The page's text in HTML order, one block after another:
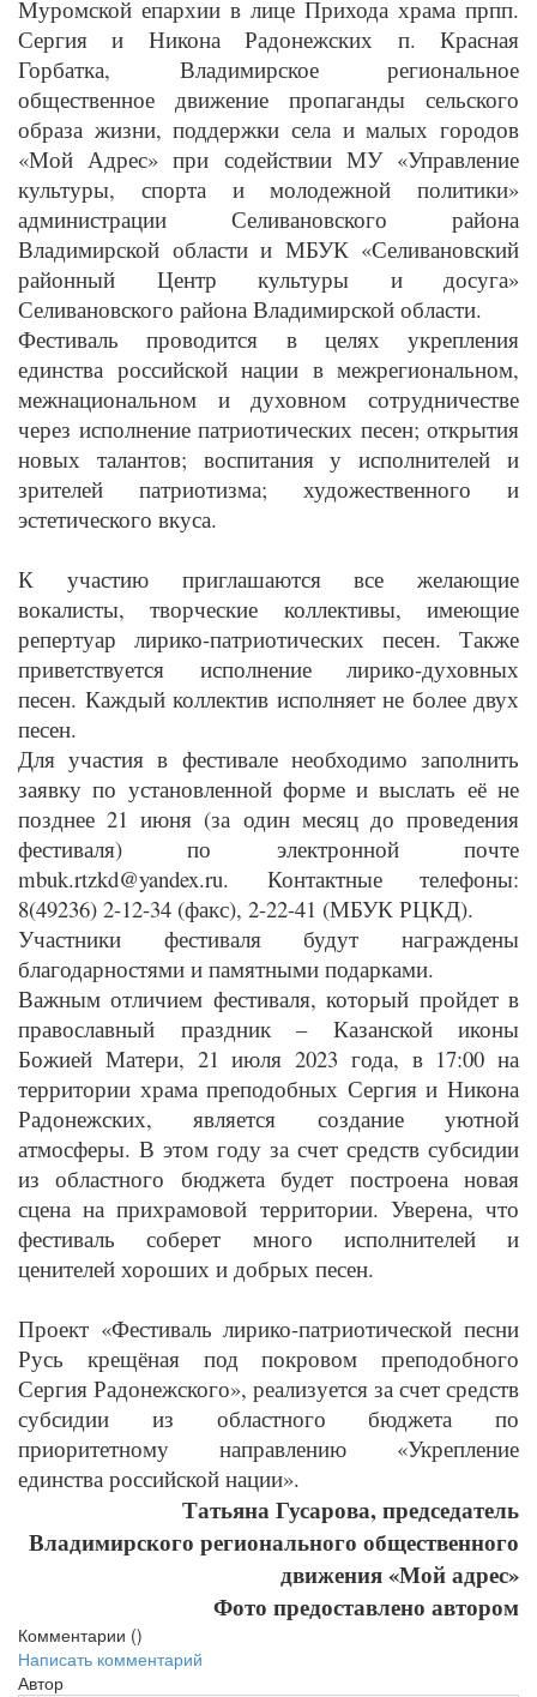
Муромской епархии в лице Прихода храма прпп.
Сергия и Никона Радонежских п. Красная
Горбатка, Владимирское региональное
общественное движение пропаганды сельского
образа жизни, поддержки села и малых городов
«Мой Адрес» при содействии МУ «Управление
культуры, спорта и молодежной политики»
администрации Селивановского района
Владимирской области и МБУК «Селивановский
районный Центр культуры и досуга»
Селивановского района Владимирской области.
Фестиваль проводится в целях укрепления
единства российской нации в межрегиональном,
межнациональном и духовном сотрудничестве
через исполнение патриотических песен; открытия
новых талантов; воспитания у исполнителей и
зрителей патриотизма; художественного и
эстетического вкуса.
К участию приглашаются все желающие
вокалисты, творческие коллективы, имеющие
репертуар лирико-патриотических песен. Также
приветствуется исполнение лирико-духовных
песен. Каждый коллектив исполняет не более двух
песен.
Для участия в фестивале необходимо заполнить
заявку по установленной форме и выслать её не
позднее 21 июня (за один месяц до проведения
фестиваля) по электронной почте
mbuk.rtzkd@yandex.ru. Контактные телефоны:
8(49236) 2-12-34 (факс), 2-22-41 (МБУК РЦКД).
Участники фестиваля будут награждены
благодарностями и памятными подарками.
Важным отличием фестиваля, который пройдет в
православный праздник – Казанской иконы
Божией Матери, 21 июля 2023 года, в 17:00 на
территории храма преподобных Сергия и Никона
Радонежских, является создание уютной
атмосферы. В этом году за счет средств субсидии
из областного бюджета будет построена новая
сцена на прихрамовой территории. Уверена, что
фестиваль соберет много исполнителей и
ценителей хороших и добрых песен.
Проект «Фестиваль лирико-патриотической песни
Русь крещёная под покровом преподобного
Сергия Радонежского», реализуется за счет средств
субсидии из областного бюджета по
приоритетному направлению «Укрепление
единства российской нации».
Татьяна Гусарова, председатель
Владимирского регионального общественного
движения «Мой адрес»
Фото предоставлено автором
Комментарии ()
Написать комментарий
Автор